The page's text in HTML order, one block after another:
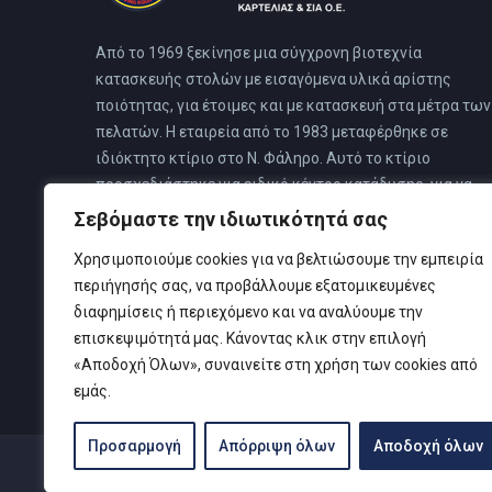
Σεβόμαστε την ιδιωτικότητά σας
Χρησιμοποιούμε cookies για να βελτιώσουμε την εμπειρία
περιήγησής σας, να προβάλλουμε εξατομικευμένες
διαφημίσεις ή περιεχόμενο και να αναλύουμε την
επισκεψιμότητά μας. Κάνοντας κλικ στην επιλογή
«Αποδοχή Όλων», συναινείτε στη χρήση των cookies από
εμάς.
Προσαρμογή Απόρριψη όλων Αποδοχή όλων
Από το 1969 ξεκίνησε μια σύγχρονη βιοτεχνία
κατασκευής στολών με εισαγόμενα υλικά αρίστης
ποιότητας, για έτοιμες και με κατασκευή στα μέτρα των
πελατών. Η εταιρεία από το 1983 μεταφέρθηκε σε
ιδιόκτητο κτίριο στο Ν. Φάληρο. Αυτό το κτίριο
προσχεδιάστηκε για ειδικό κέντρο κατάδυσης, για να
καλύπτει όλες τις ανάγκες των πελατών του, όπου και